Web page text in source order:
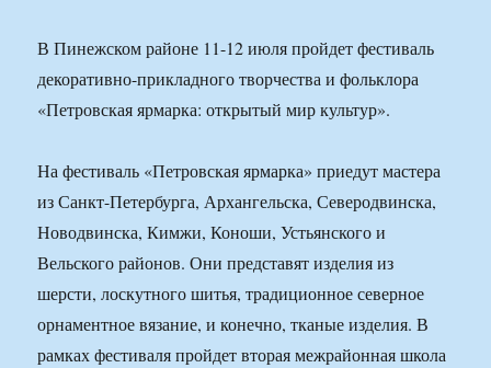
В Пинежском районе 11-12 июля пройдет фестиваль
декоративно-прикладного творчества и фольклора
«Петровская ярмарка: открытый мир культур».
На фестиваль «Петровская ярмарка» приедут мастера
из Санкт-Петербурга, Архангельска, Северодвинска,
Новодвинска, Кимжи, Коноши, Устьянского и
Вельского районов. Они представят изделия из
шерсти, лоскутного шитья, традиционное северное
орнаментное вязание, и конечно, тканые изделия. В
рамках фестиваля пройдет вторая межрайонная школа